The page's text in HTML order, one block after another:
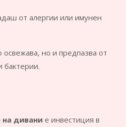
от алергии или имунен
но и предпазва от
бактерии.
на дивани е инвестиция в